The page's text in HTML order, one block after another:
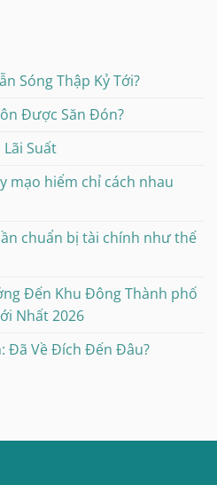
Sóng Thập Kỷ Tới?
Được Săn Đón?
Suất
mạo hiểm chỉ cách nhau
chuẩn bị tài chính như thế
Đến Khu Đông Thành phố
Nhất 2026
Đã Về Đích Đến Đâu?